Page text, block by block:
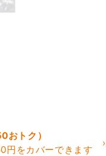
おトク）
円をカバーできます
›